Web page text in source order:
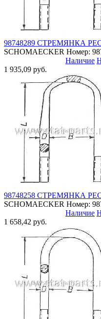
98748289 СТРЕМЯНКА
SCHOMAECKER Номер:
Наличие
1 935,09 руб.
98748258 СТРЕМЯНКА
SCHOMAECKER Номер:
Наличие
1 658,42 руб.